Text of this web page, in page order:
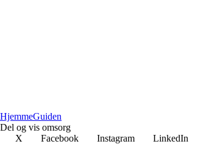
HjemmeGuiden
Del og vis omsorg
X
Facebook Instagram LinkedIn